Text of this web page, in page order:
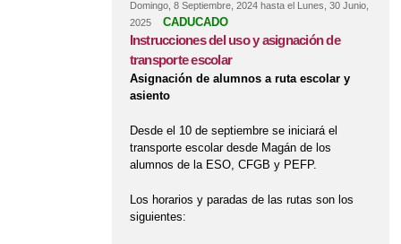
Domingo, 8 Septiembre, 2024hasta el Lunes, 30 Junio,
2025
CADUCADO
Instrucciones del uso y asignación de
transporte escolar
Asignación de alumnos a ruta escolar y
asiento
Desde el 10 de septiembre se iniciará el
transporte escolar desde Magán de los
alumnos de la ESO, CFGB y PEFP.
Los horarios y paradas de las rutas son los
siguientes: